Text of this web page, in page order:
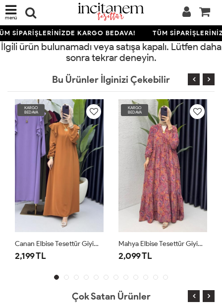
menü
SİPARİŞLERİNİZDE KARGO BEDAVA! TÜM
İlgili ürün bulunamadı veya satışa kapalı. Lütfen daha
sonra tekrar deneyin.
Bu Ürünler İlginizi Çekebilir
KARGO
BEDAVA
2,099 TL
KARGO
BEDAVA
2,399 TL
Çok Satan Ürünler